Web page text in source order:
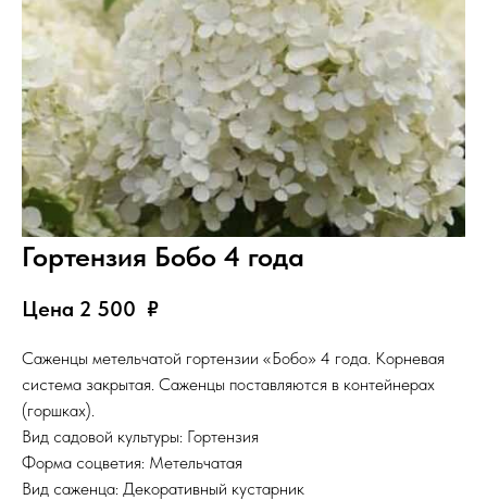
Гортензия Бобо 4 года
Цена 2 500 ₽
Саженцы метельчатой гортензии «Бобо» 4 года. Корневая
система закрытая. Саженцы поставляются в контейнерах
(горшках).
Вид садовой культуры: Гортензия
Форма соцветия: Метельчатая
Вид саженца: Декоративный кустарник